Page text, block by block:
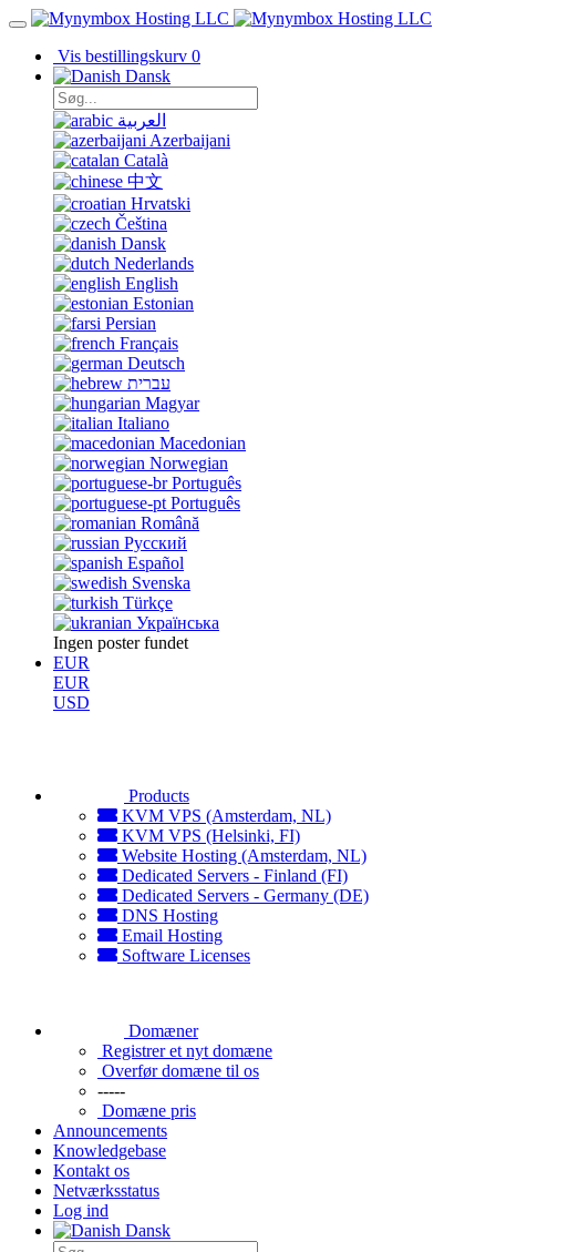
Vis bestillingskurv 0
Dansk
العربية
Azerbaijani
Català
中文
Hrvatski
Čeština
Dansk
Nederlands
English
Estonian
Persian
Français
Deutsch
עברית
Magyar
Italiano
Macedonian
Norwegian
Português
Português
Română
Русский
Español
Svenska
Türkçe
Українська
Ingen poster fundet
EUR
EUR
USD
Products
KVM VPS (Amsterdam, NL)
KVM VPS (Helsinki, FI)
Website Hosting (Amsterdam, NL)
Dedicated Servers - Finland (FI)
Dedicated Servers - Germany (DE)
DNS Hosting
Email Hosting
Software Licenses
Domæner
Registrer et nyt domæne
Overfør domæne til os
-----
Domæne pris
Announcements
Knowledgebase
Kontakt os
Netværksstatus
Log ind
Dansk